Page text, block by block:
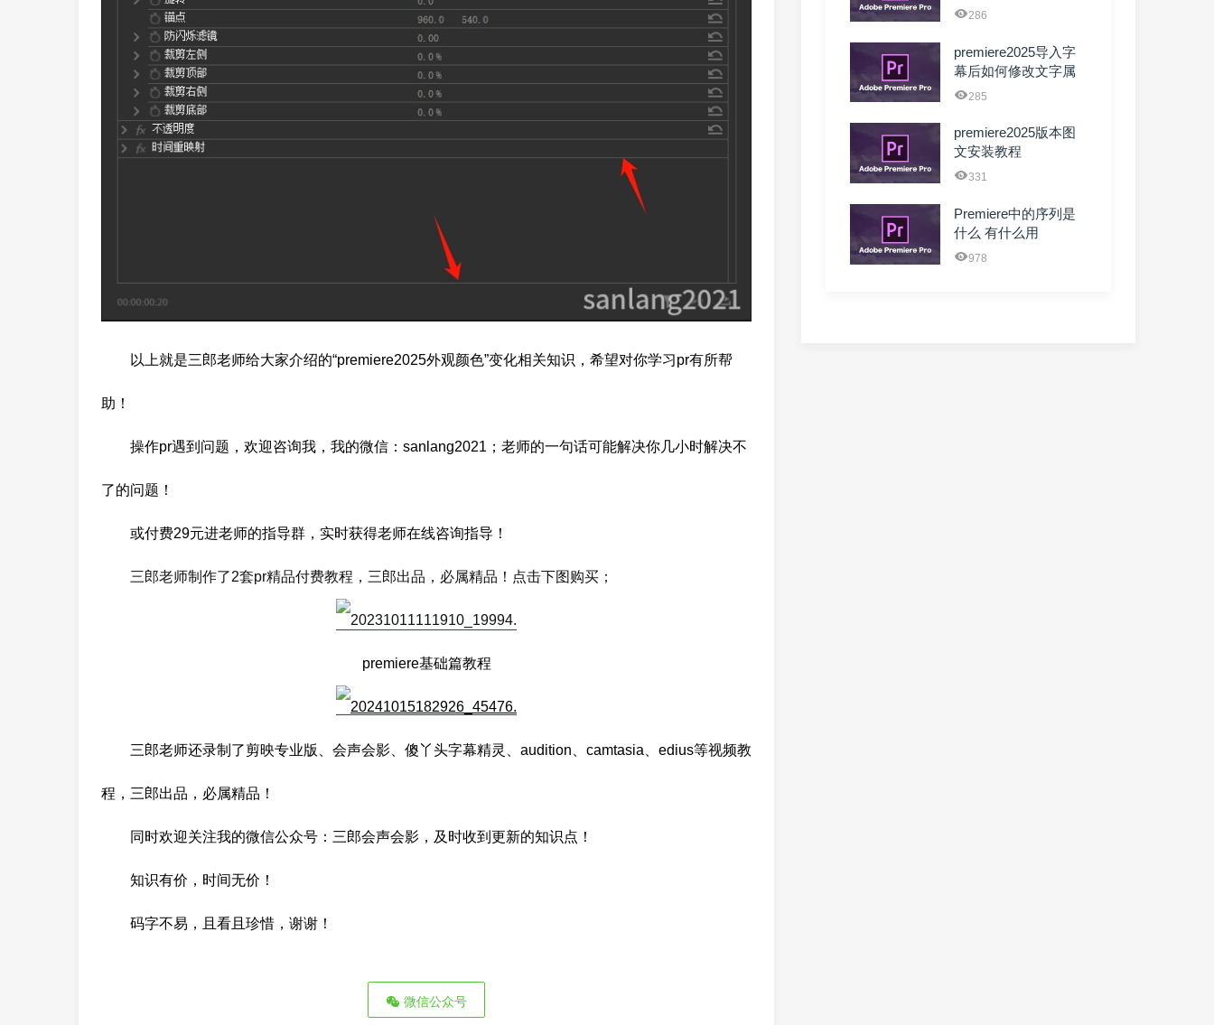
以上就是三郎老师给大家介绍的“premiere2025外观颜色”变化相关知识，希望对你学习pr有所帮
助！
操作pr遇到问题，欢迎咨询我，我的微信：sanlang2021；老师的一句话可能解决你几小时解决不
了的问题！
或付费29元进老师的指导群，实时获得老师在线咨询指导！
三郎老师制作了2套pr精品付费教程，三郎出品，必属精品！点击下图购买；
premiere基础篇教程
三郎老师还录制了剪映专业版、会声会影、傻丫头字幕精灵、audition、camtasia、edius等视频教
程，三郎出品，必属精品！
同时欢迎关注我的微信公众号：三郎会声会影，及时收到更新的知识点！
知识有价，时间无价！
码字不易，且 看且珍惜，谢谢！
微信公众号
286
premiere2025导入字
幕后如何修改文字属
性285
premiere2025版本图
文安装教程
331
Premiere中的序列是
什么 有什么用
978